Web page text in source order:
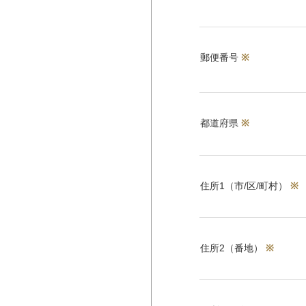
郵便番号 ※
都道府県 ※
住所1（市/区/町村） ※
住所2（番地） ※